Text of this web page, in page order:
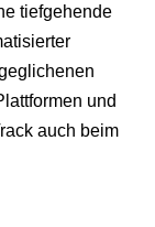
tiefgehende
und
auch beim